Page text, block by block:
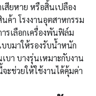
สียหาย หรือสิ้นเปลือง
ค้า โรงงานอุตสาหกรรม
รเลือกเครื่องพันฟิล์ม
บมาให้รองรับน้ำหนัก
บา บางรุ่นเหมาะกับงาน
ะช่วยให้ใช้งานได้คุ้มค่า